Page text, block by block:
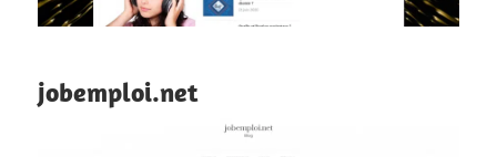
jobemploi.net